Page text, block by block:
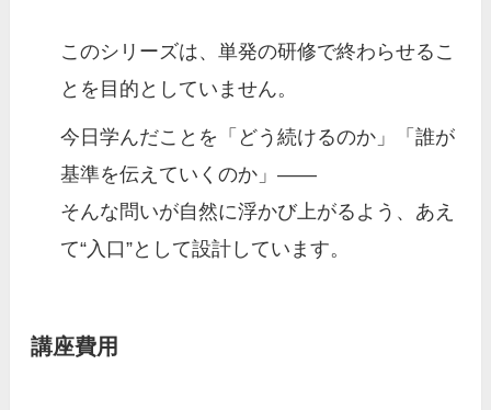
このシリーズは、単発の研修で終わらせるこ
とを目的としていません。
今日学んだことを「どう続けるのか」「誰が
基準を伝えていくのか」——
そんな問いが自然に浮かび上がるよう、あえ
て“入口”として設計しています。
講座費用